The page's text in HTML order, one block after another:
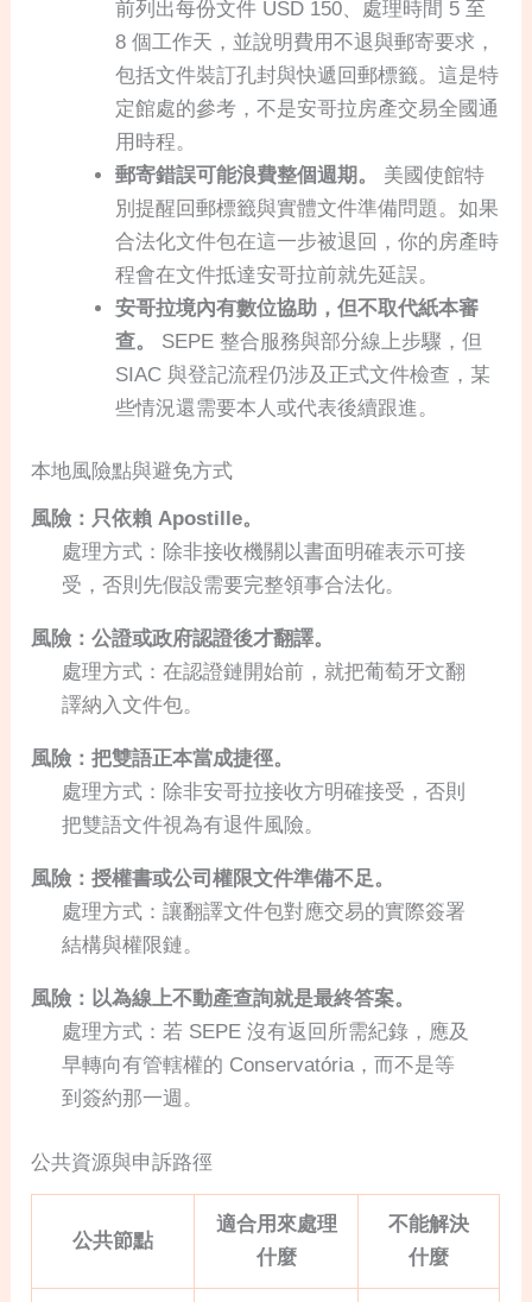
前列出每份文件 USD 150、處理時間 5 至
8 個工作天，並說明費用不退與郵寄要求，
包括文件裝訂孔封與快遞回郵標籤。這是特
定館處的參考，不是安哥拉房產交易全國通
用時程。
郵寄錯誤可能浪費整個週期。
美國使館特
別提醒回郵標籤與實體文件準備問題。如果
合法化文件包在這一步被退回，你的房產時
程會在文件抵達安哥拉前就先延誤。
安哥拉境內有數位協助，但不取代紙本審
查。
SEPE 整合服務與部分線上步驟，但
SIAC 與登記流程仍涉及正式文件檢查，某
些情況還需要本人或代表後續跟進。
本地風險點與避免方式
風險：只依賴 Apostille。
處理方式：除非接收機關以書面明確表示可接
受，否則先假設需要完整領事合法化。
風險：公證或政府認證後才翻譯。
處理方式：在認證鏈開始前，就把葡萄牙文翻
譯納入文件包。
風險：把雙語正本當成捷徑。
處理方式：除非安哥拉接收方明確接受，否則
把雙語文件視為有退件風險。
風險：授權書或公司權限文件準備不足。
處理方式：讓翻譯文件包對應交易的實際簽署
結構與權限鏈。
風險：以為線上不動產查詢就是最終答案。
處理方式：若 SEPE 沒有返回所需紀錄，應及
早轉向有管轄權的 Conservatória，而不是等
到簽約那一週。
公共資源與申訴路徑
公共節點
適合用來處理
什麼
不能解決
什麼